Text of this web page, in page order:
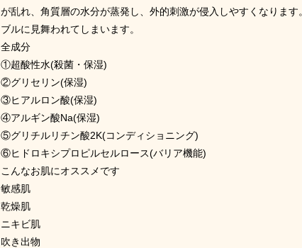
が乱れ、角質層の水分が蒸発し、外的刺激が侵入しやすくなりま
ブルに見舞われてしまいます。
全成分
①超酸性水(殺菌・保湿)
②グリセリン(保湿)
③ヒアルロン酸(保湿)
④アルギン酸Na(保湿)
⑤グリチルリチン酸2K(コンディショニング)
⑥ヒドロキシプロピルセルロース(バリア機能)
こんなお肌にオススメです
敏感肌
乾燥肌
ニキビ肌
吹き出物